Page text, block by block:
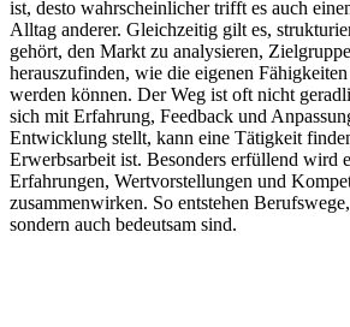
ist, desto wahrscheinlicher trifft es auch
Alltag anderer. Gleichzeitig gilt es,
gehört, den Markt zu analysieren,
herauszufinden, wie die eigenen
werden können. Der Weg ist oft nicht
sich mit Erfahrung, Feedback und
Entwicklung stellt, kann eine Tätigkeit
Erwerbsarbeit ist. Besonders erfüllend wird
Erfahrungen, Wertvorstellungen und
zusammenwirken. So entstehen
sondern auch bedeutsam sind.